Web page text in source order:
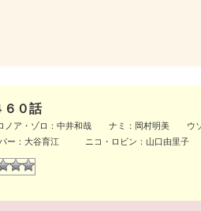
６０話
ノア・ゾロ：中井和哉 ナミ：岡村明美 ウ
ー：大谷育江 ニコ・ロビン：山口由里子